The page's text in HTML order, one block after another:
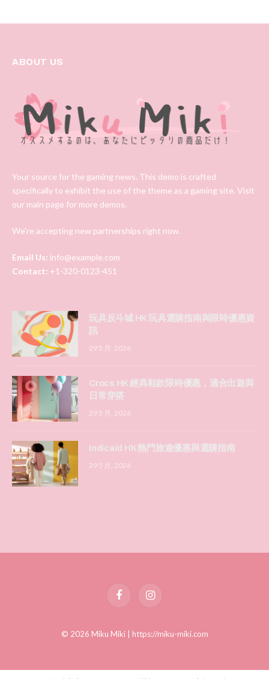
ABOUT US
Your source for the gaming news. This demo is crafted
specifically to exhibit the use of the theme as a gaming site. Visit
our main page for more demos.
We're accepting new partnerships right now.
Email Us: info@example.com
Contact: +1-320-0123-451
玩具反斗城 HK 玩具選購指南與限時優惠資
訊
29 5 月, 2026
Crocs HK 經典鞋款限時優惠，適合出遊與
日常穿搭
29 5 月, 2026
Indicaid HK 熱門旅遊優惠與選購指南
29 5 月, 2026
FacebookInstagram
© 2026 Miku Miki | https://miku-miki.com